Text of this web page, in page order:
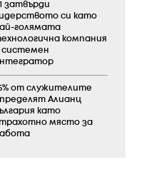
затвърди
си като
голямата
компания
системен
от служителите
Алианц
като
място за